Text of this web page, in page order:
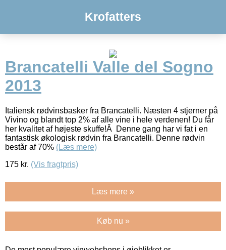
Krofatters
Brancatelli Valle del Sogno
2013
Italiensk rødvinsbasker fra Brancatelli. Næsten 4 stjerner på
Vivino og blandt top 2% af alle vine i hele verdenen! Du får
her kvalitet af højeste skuffe!Â Denne gang har vi fat i en
fantastisk økologisk rødvin fra Brancatelli. Denne rødvin
består af 70% (Læs mere)
175 kr. (Vis fragtpris)
Læs mere »
Køb nu »